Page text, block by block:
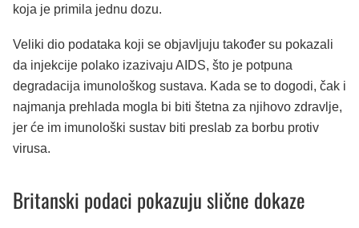
koja je primila jednu dozu.
Veliki dio podataka koji se objavljuju također su pokazali
da injekcije polako izazivaju AIDS, što je potpuna
degradacija imunološkog sustava. Kada se to dogodi, čak i
najmanja prehlada mogla bi biti štetna za njihovo zdravlje,
jer će im imunološki sustav biti preslab za borbu protiv
virusa.
Britanski podaci pokazuju slične dokaze